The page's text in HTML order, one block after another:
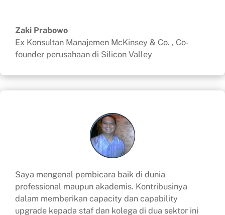
Zaki Prabowo
Ex Konsultan Manajemen McKinsey & Co. , Co-
founder perusahaan di Silicon Valley
Saya mengenal pembicara baik di dunia
professional maupun akademis. Kontribusinya
dalam memberikan capacity dan capability
upgrade kepada staf dan kolega di dua sektor ini